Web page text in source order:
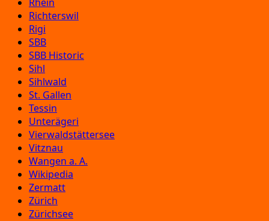
Richterswil
Rigi
SBB
SBB Historic
Sihl
Sihlwald
St. Gallen
Tessin
Unterägeri
Vierwaldstättersee
Vitznau
Wangen a. A.
Wikipedia
Zermatt
Zürich
Zürichsee